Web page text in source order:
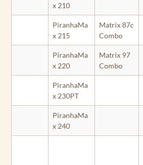
x 210
PiranhaMa
x 215
Matrix 87c
Combo
PiranhaMa
x 220
Matrix 97
Combo
PiranhaMa
x 230PT
PiranhaMa
x 240